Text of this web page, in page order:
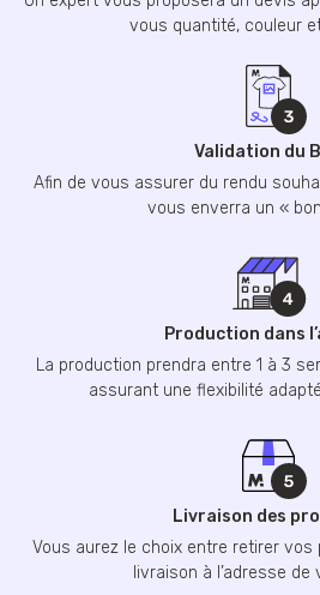
vous quantité, couleur
Validation du
Afin de vous assurer du rendu
vous enverra un «
Production dans
La production prendra entre 1 à 3
assurant une flexibilité
Livraison des
Vous aurez le choix entre retirer
livraison à l’adresse de